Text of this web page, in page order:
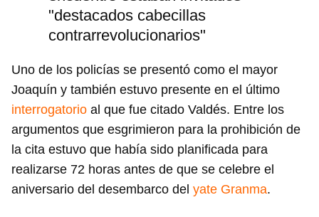
"destacados cabecillas
contrarrevolucionarios"
Uno de los policías se presentó como el mayor
Joaquín y también estuvo presente en el último
interrogatorio al que fue citado Valdés. Entre los
argumentos que esgrimieron para la prohibición de
la cita estuvo que había sido planificada para
realizarse 72 horas antes de que se celebre el
aniversario del desembarco del yate Granma.